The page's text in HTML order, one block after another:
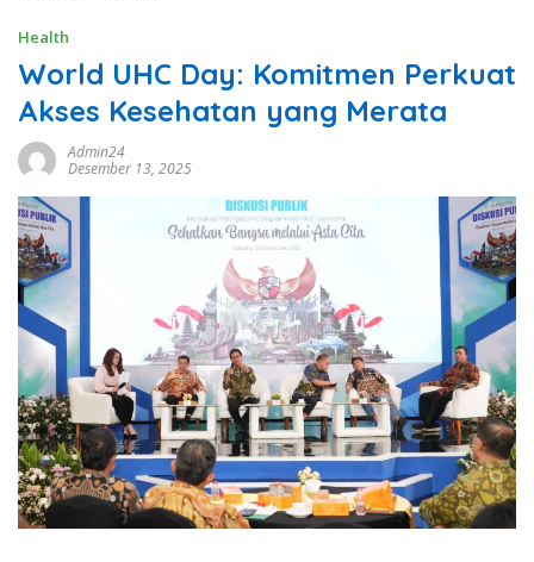
Health
World UHC Day: Komitmen Perkuat
Akses Kesehatan yang Merata
Admin24
Desember 13, 2025